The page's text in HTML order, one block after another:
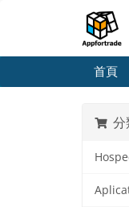
首頁
分